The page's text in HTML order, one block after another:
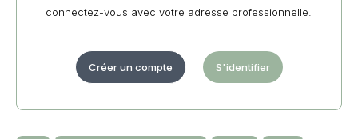
connectez-vous avec votre adresse professionnelle.
Créer un compte S'identifier